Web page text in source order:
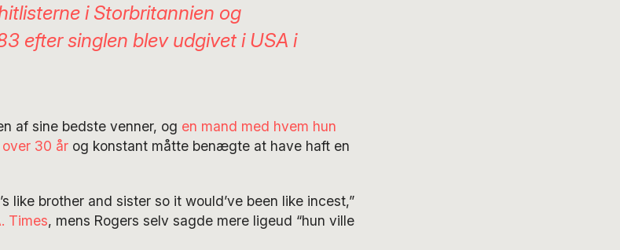
i Storbritannien og
efter singlen blev udgivet i USA i
af sine bedste venner, og en mand med hvem hun
30 årog konstant måtte benægte at have haft en
like brother and sister so it would’ve been like incest,”
Times, mens Rogers selv sagde mere ligeud “hun ville